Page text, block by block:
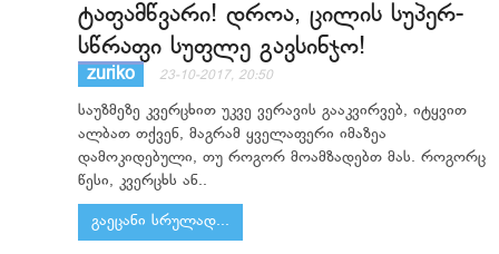
ტაფამწვარი! დროა, ცილის სუპერ-
სწრაფი სუფლე გავსინჯო!
zuriko 23-10-2017, 20:50
საუზმეზე კვერცხით უკვე ვერავის გააკვირვებ, იტყვით
ალბათ თქვენ, მაგრამ ყველაფერი იმაზეა
დამოკიდებული, თუ როგორ მოამზადებთ მას. როგორც
წესი, კვერცხს ან..
გაეცანი სრულად...